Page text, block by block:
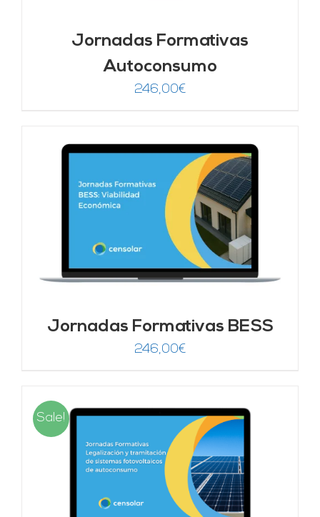
Jornadas Formativas
Autoconsumo
246,00€
Jornadas Formativas BESS
246,00€
Sale!